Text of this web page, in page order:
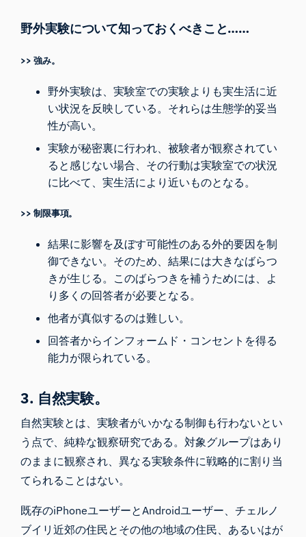
野外実験について知っておくべきこと……
>> 強み。
野外実験は、実験室での実験よりも実生活に近
い状況を反映している。それらは生態学的妥当
性が高い。
実験が秘密裏に行われ、被験者が観察されてい
ると感じない場合、その行動は実験室での状況
に比べて、実生活により近いものとなる。
>> 制限事項。
結果に影響を及ぼす可能性のある外的要因を制
御できない。そのため、結果には大きなばらつ
きが生じる。このばらつきを補うためには、よ
り多くの回答者が必要となる。
他者が真似するのは難しい。
回答者からインフォームド・コンセントを得る
能力が限られている。
3. 自然実験。
自然実験とは、実験者がいかなる制御も行わないとい
う点で、純粋な観察研究である。対象グループはあり
のままに観察され、異なる実験条件に戦略的に割り当
てられることはない。
既存のiPhoneユーザーとAndroidユーザー、チェルノ
ブイリ近郊の住民とその他の地域の住民、あるいはが